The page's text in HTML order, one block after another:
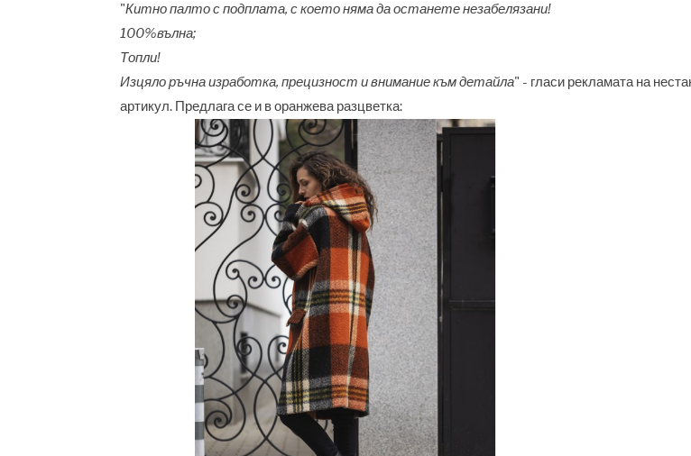
"Китно палто с подплата, с което няма да останете незабелязани!
100%вълна;
Топли!
Изцяло ръчна изработка, прецизност и внимание към детайла" - гласи рекламата на
артикул. Предлага се и в оранжева разцветка: